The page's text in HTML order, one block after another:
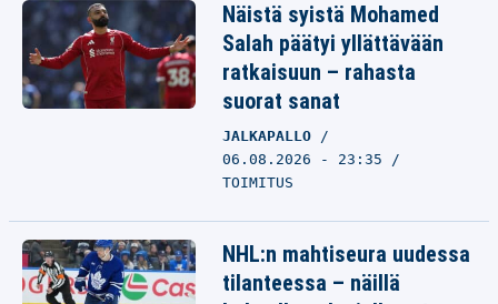
Näistä syistä Mohamed
Salah päätyi yllättävään
ratkaisuun – rahasta
suorat sanat
JALKAPALLO
06.08.2026 - 23:35
TOIMITUS
NHL:n mahtiseura uudessa
tilanteessa – näillä